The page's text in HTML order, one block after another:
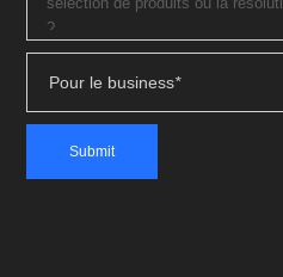
Pour le business*